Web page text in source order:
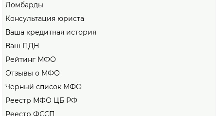
Ломбарды
Консультация юриста
Ваша кредитная история
Ваш ПДН
Рейтинг МФО
Отзывы о МФО
Черный список МФО
Реестр МФО ЦБ РФ
Реестр ФССП